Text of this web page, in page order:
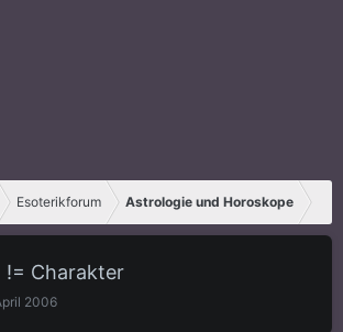
Esoterikforum Astrologie und Horoskope
!= Charakter
2006